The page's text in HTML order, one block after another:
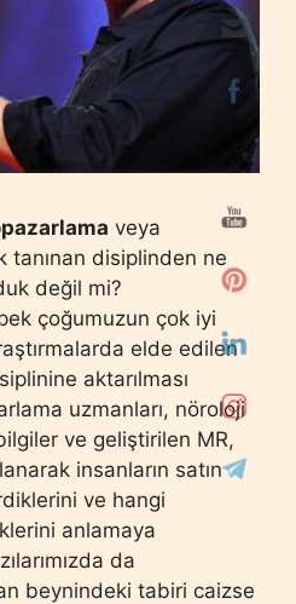
veya
tanınan disiplinden ne
değil mi?
çoğumuzun çok iyi
elde edilen
aktarılması
uzmanları, nöroloji
ve geliştirilen MR,
insanların satın
ve hangi
anlamaya
da
beynindeki tabiri caizse